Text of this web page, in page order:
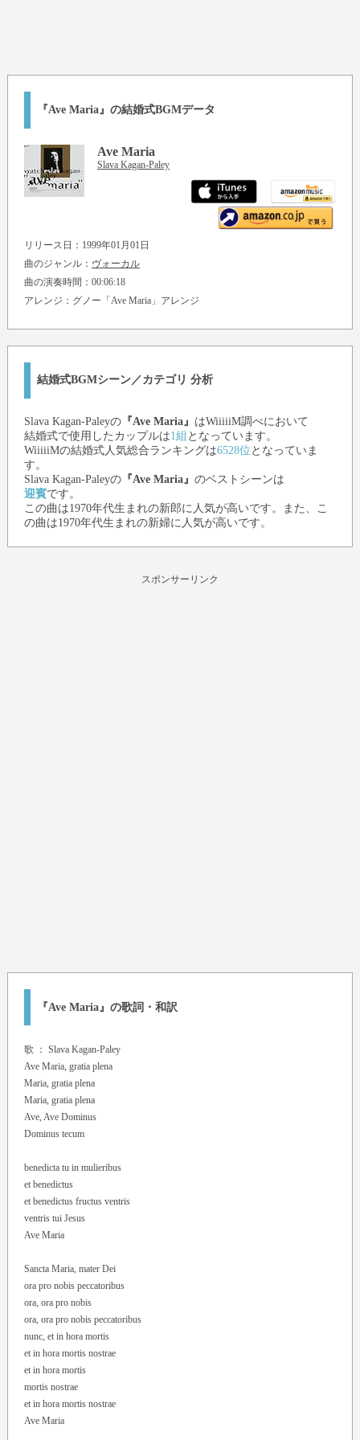
『Ave Maria』の結婚式BGMデータ
Ave Maria
Slava Kagan-Paley
リリース日：1999年01月01日
曲のジャンル： ヴォーカル
曲の演奏時間：00:06:18
アレンジ：グノー「Ave Maria」アレンジ
結婚式BGMシーン／カテゴリ 分析
Slava Kagan-Paleyの『Ave Maria』 はWiiiiiM調べにおいて
結婚式で使用したカップルは1組 となっています。
WiiiiiMの結婚式人気総合ランキングは6528位 となっていま
す。
Slava Kagan-Paleyの『Ave Maria』 のベストシーンは
迎賓です。
この曲は1970年代生まれの新郎に人気が高いです。また、こ
の曲は1970年代生まれの新婦に人気が高いです。
スポンサーリンク
『Ave Maria』の歌詞・和訳
歌 ： Slava Kagan-Paley
Ave Maria, gratia plena
Maria, gratia plena
Maria, gratia plena
Ave, Ave Dominus
Dominus tecum
benedicta tu in mulieribus
et benedictus
et benedictus fructus ventris
ventris tui Jesus
Ave Maria
Sancta Maria, mater Dei
ora pro nobis peccatoribus
ora, ora pro nobis
ora, ora pro nobis peccatoribus
nunc, et in hora mortis
et in hora mortis nostrae
et in hora mortis
mortis nostrae
et in hora mortis nostrae
Ave Maria